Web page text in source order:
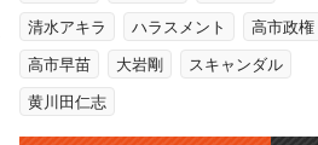
清水アキラ ハラスメント 高市政権
高市早苗 大岩剛 スキャンダル
黄川田仁志